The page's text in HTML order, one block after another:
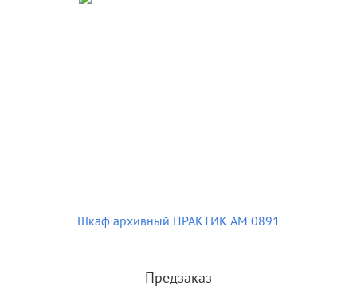
Шкаф архивный ПРАКТИК AM 0891
Предзаказ